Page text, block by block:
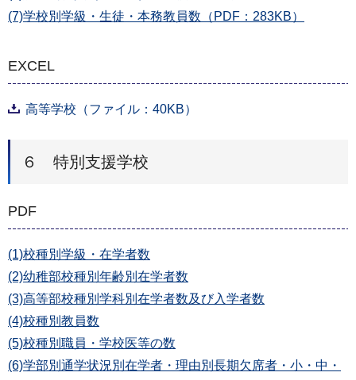
(7)学校別学級・生徒・本務教員数（PDF：283KB）
EXCEL
高等学校（ファイル：40KB）
６ 特別支援学校
PDF
(1)校種別学級・在学者数
(2)幼稚部校種別年齢別在学者数
(3)高等部校種別学科別在学者数及び入学者数
(4)校種別教員数
(5)校種別職員・学校医等の数
(6)学部別通学状況別在学者・理由別長期欠席者・小・中・